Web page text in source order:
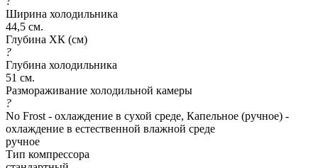
Ширина холодильника
44,5 см.
Глубина ХК (см)
?
Глубина холодильника
51 см.
Размораживание холодильной камеры
?
No Frost - охлаждение в сухой среде, Капельное (ручное) -
охлаждение в естественной влажной среде
ручное
Тип компрессора